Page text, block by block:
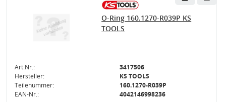
O-Ring 160.1270-R039P KS
TOOLS
Art.Nr.:
3417506
Hersteller:
KS TOOLS
Teilenummer:
160.1270-R039P
EAN-Nr.:
4042146998236